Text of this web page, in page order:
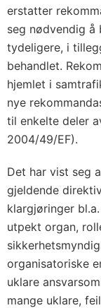
erstatter
seg nødvendig å
tydeligere, i
behandlet.
hjemlet i
nye
til enkelte deler
2004/49/EF).
Det har vist seg
gjeldende
klargjøringer
utpekt organ,
organisatoriske
uklare
mange uklare,